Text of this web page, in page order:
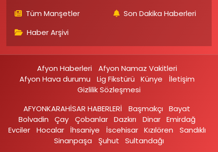
Tüm Manşetler
Son Dakika Haberleri
Haber Arşivi
Afyon Haberleri
Afyon Namaz Vakitleri
Afyon Hava durumu
Lig Fikstürü Künye
İletişim
Gizlilik Sözleşmesi
AFYONKARAHİSAR HABERLERİ
Başmakçı
Bayat
Bolvadin
Çay Çobanlar Dazkırı Dinar Emirdağ‎
Evciler‎
Hocalar İhsaniye‎ İscehisar Kızılören‎
Sandıklı‎
Sinanpaşa
Şuhut Sultandağı